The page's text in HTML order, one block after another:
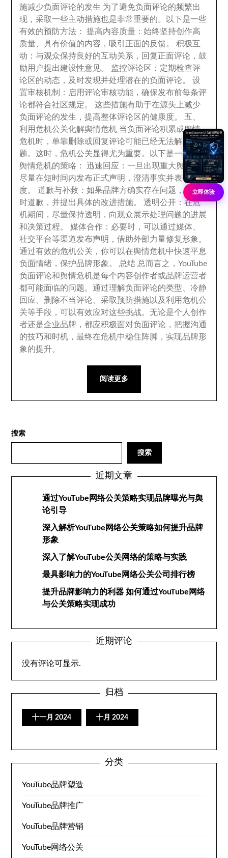
施减少负面评论的发生 为了避免负面评论的频繁出
现 ，采取一些主动措施也是非常重要的。
以下是一些
有效的预防方法 ： 提高内容质量：始终坚持创作高
质量 、具有价值的内容 ， 吸引正面的反馈。 积极互
动：与观众保持良好的互动关系 ， 回复正面评论 ，鼓
励用户提出建设性意见。 监控评论区 ： 定期检查评
论区的动态 ， 及时发现并处理潜在的负面评论。设
置审核机制
： 启用评论审核功能 ，确保发布前每条评
论都符合社区规定。这些措施有助于在源头上减少
负面评论的发生 ，提高整体评论区的健康度。 五、
利用危机公关化解舆情危机 当负面评论积累成舆情
危机时 ，单靠删除或回复评论可能已经无法解决问
题。这时 ，危机公关显得尤为重要。
以下是一些应对
舆情危机的策略 ： 迅速回应：一旦出现重大舆情，
尽量在短时间内发布正式声明 ，澄清事实并表明态
度。 道歉与补救：如果品牌方确实存在问题 ，应及
时道歉 ， 并提出具体的改进措施。透明公开 ：在危
机期间
， 尽量保持透明 ， 向观众展示处理问题的进展
和决策过程。媒体合作 ： 必要时 ， 可以通过媒体
社交平台等渠道发布声明 ，借助外部力量修复形象 。
通过有效的危机公关 ，你可以在舆情危机中快速平息
负面情绪 ，保护品牌形象。 总结 总而言之 ，YouTube
负面评论和舆情危机是每个内容创作者或品牌运营者
都可能面临的问题。通过理解负面评论的类型 、冷静
回应、删除不当评论、采取预防措施以及利用危机公
关等手段 ， 可以有效应对这些挑战。无论是个人创作
者还是企业品牌，都应积极面对负面评论 ，把握沟通
的技巧和时机 ，最终在危机中稳住阵脚 ， 实现品牌形
象的提升。
阅读更多
搜索
搜索
近期文章
通过YouTube网络公关策略实现品牌曝光与舆
论引导
深入解析YouTube网络公关策略如何提升品牌
形象
深入了解YouTube公关网络的策略与实践
最具影响力的YouTube网络公关公司排行榜
提升品牌影响力的利器 如何通过YouTube网络
与公关策略实现成功
近期评论
没有评论可显示.
归档
十一月 2024 十月 2024
分类
YouTube品牌塑造
YouTube品牌推广
YouTube品牌营销
YouTube网络公关
立即体验